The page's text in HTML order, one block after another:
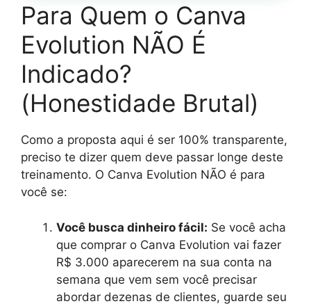
Para Quem o Canva
Evolution NÃO É
Indicado?
(Honestidade Brutal)
Como a proposta aqui é ser 100% transparente,
preciso te dizer quem deve passar longe deste
treinamento. O Canva Evolution NÃO é para
você se:
Você busca dinheiro fácil: Se você acha
que comprar o Canva Evolution vai fazer
R$ 3.000 aparecerem na sua conta na
semana que vem sem você precisar
abordar dezenas de clientes, guarde seu